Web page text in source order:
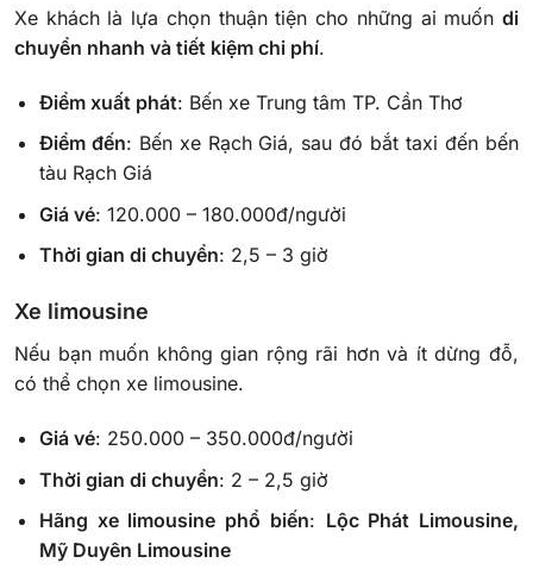
Xe khách là lựa chọn thuận tiện cho những ai muốn di
chuyển nhanh và tiết kiệm chi phí.
Điểm xuất phát: Bến xe Trung tâm TP. Cần Thơ
Điểm đến: Bến xe Rạch Giá, sau đó bắt taxi đến bến
tàu Rạch Giá
Giá vé: 120.000 – 180.000đ/người
Thời gian di chuyển: 2,5 – 3 giờ
Xe limousine
Nếu bạn muốn không gian rộng rãi hơn và ít dừng đỗ,
có thể chọn xe limousine.
Giá vé: 250.000 – 350.000đ/người
Thời gian di chuyển: 2 – 2,5 giờ
Hãng xe limousine phổ biến: Lộc Phát Limousine,
Mỹ Duyên Limousine